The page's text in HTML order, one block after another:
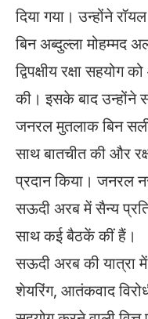
दिया गया। उन्होंने
बिन अब्दुल्ला मोहम्मद
द्विपक्षीय रक्षा सहयोग
की। ​​इसके बाद
जनरल मुतलाक बिन
साथ बातचीत की और
प्रदान किया​​​​​​।​ ​जनरल
सऊदी अरब में सैन्य
साथ कई बैठकें ​कीं हैं। ​​​​
सऊदी अरब की यात्रा
शेयरिंग, आतंकवाद